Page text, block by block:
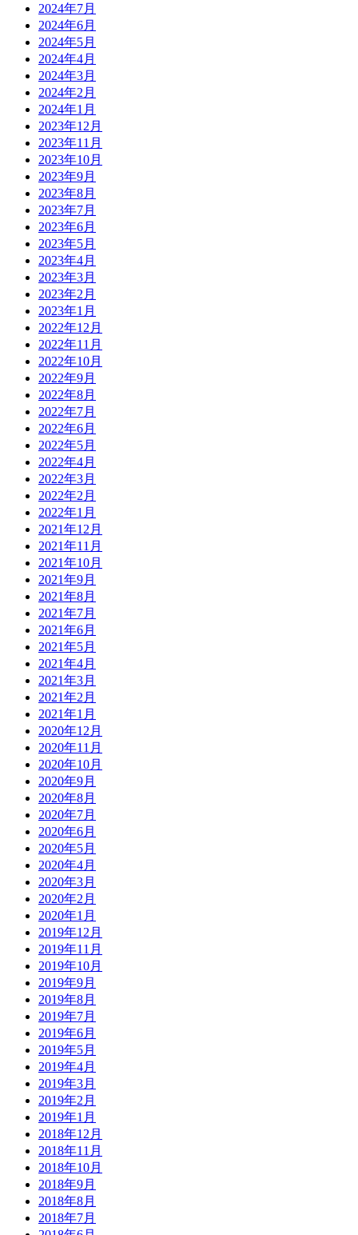
2024年7月
2024年6月
2024年5月
2024年4月
2024年3月
2024年2月
2024年1月
2023年12月
2023年11月
2023年10月
2023年9月
2023年8月
2023年7月
2023年6月
2023年5月
2023年4月
2023年3月
2023年2月
2023年1月
2022年12月
2022年11月
2022年10月
2022年9月
2022年8月
2022年7月
2022年6月
2022年5月
2022年4月
2022年3月
2022年2月
2022年1月
2021年12月
2021年11月
2021年10月
2021年9月
2021年8月
2021年7月
2021年6月
2021年5月
2021年4月
2021年3月
2021年2月
2021年1月
2020年12月
2020年11月
2020年10月
2020年9月
2020年8月
2020年7月
2020年6月
2020年5月
2020年4月
2020年3月
2020年2月
2020年1月
2019年12月
2019年11月
2019年10月
2019年9月
2019年8月
2019年7月
2019年6月
2019年5月
2019年4月
2019年3月
2019年2月
2019年1月
2018年12月
2018年11月
2018年10月
2018年9月
2018年8月
2018年7月